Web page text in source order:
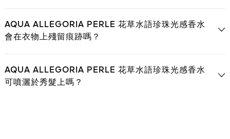
AQUA ALLEGORIA PERLE 花草水語珍珠光感香水
會在衣物上殘留痕跡嗎？
AQUA ALLEGORIA PERLE 花草水語珍珠光感香水
可噴灑於秀髮上嗎？